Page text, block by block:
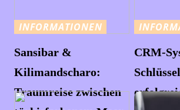
INFORMATIONEN
Sansibar &
Kilimandscharo:
Traumreise zwischen
CRM-